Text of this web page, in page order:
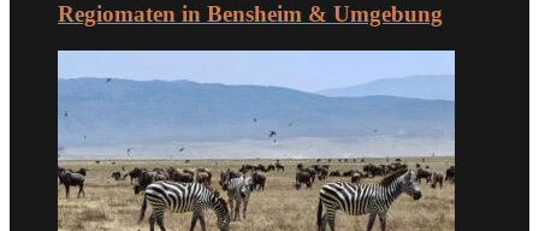
Regiomaten in Bensheim & Umgebung